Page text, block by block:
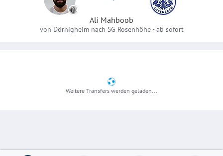
Ali Mahboob
von Dörnigheim nach SG Rosenhöhe-ab sofort
Weitere Transfers werden geladen...